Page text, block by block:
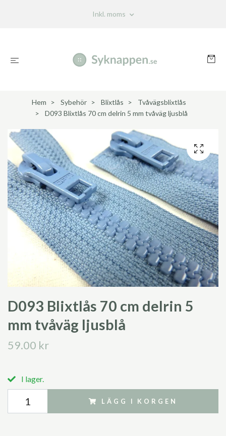
Inkl. moms
Hem Sybehör Blixtlås
Tvåvägsblixtlås
D093 Blixtlås 70 cm delrin 5 mm tvåväg ljusblå
D093 Blixtlås 70 cm delrin 5
mm tvåväg ljusblå
59.00 kr
I lager.
LÄGG I KORGEN